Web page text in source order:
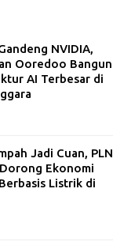
NVIDIA,
Ooredoo Bangun
AI Terbesar di
Jadi Cuan, PLN
Ekonomi
Listrik di